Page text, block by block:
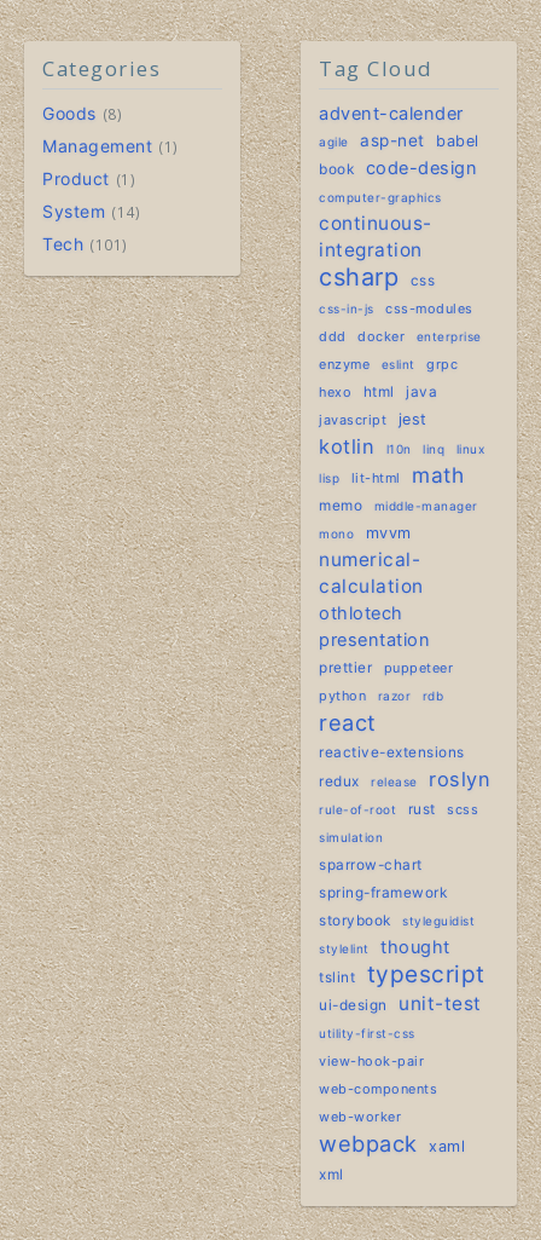
Categories
Goods 8
Management 1
Product 1
System 14
Tech 101
Tag Cloud
advent-calender
agile asp-net babel
book code-design
computer-graphics
continuous-
integration
csharp css
css-in-js
css-modules
ddd
docker enterprise
enzyme eslint
grpc
hexo
html
java
javascript
jest
kotlin l10n linq
linux
lisp
lit-html math
memo
middle-manager
mono
mvvm
numerical-
calculation
othlotech
presentation
prettier
puppeteer
python
razor rdb
react
reactive-extensions
redux
release roslyn
rule-of-root rust scss
simulation
sparrow-chart
spring-framework
storybook
styleguidist
stylelint
thought
tslint typescript
ui-design unit-test
utility-first-css
view-hook-pair
web-components
web-worker
webpack xaml
xml